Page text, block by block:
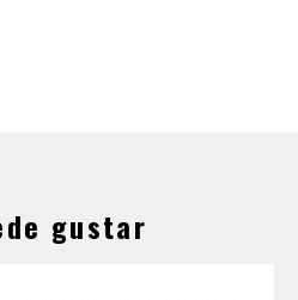
gustar